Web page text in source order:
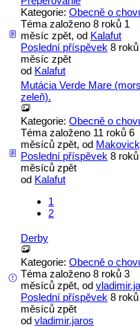
Kategorie: Obecně o
Téma založeno 8 roků 1
měsíc zpět, od Kalafut
Poslední příspěvek 8 roků
měsíc zpět
od Kalafut
Mutácia Verde Mare
zeleň).
Kategorie: Obecně o
Téma založeno 11 roků 6
měsíců zpět, od
Poslední příspěvek 8
měsíců zpět
od Kalafut
1
2
Derby
Kategorie: Obecně o
Téma založeno 8 roků 3
měsíců zpět, od
Poslední příspěvek 8
měsíců zpět
od vladimir.jaros